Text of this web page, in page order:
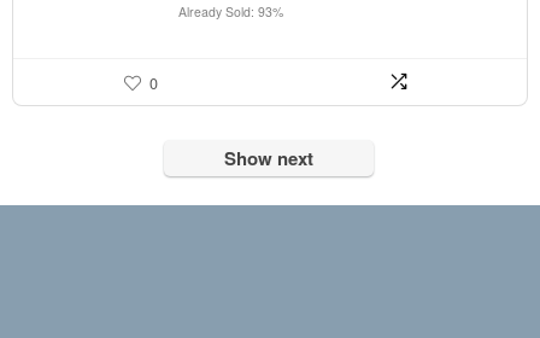
Already Sold: 93%
0
Show next